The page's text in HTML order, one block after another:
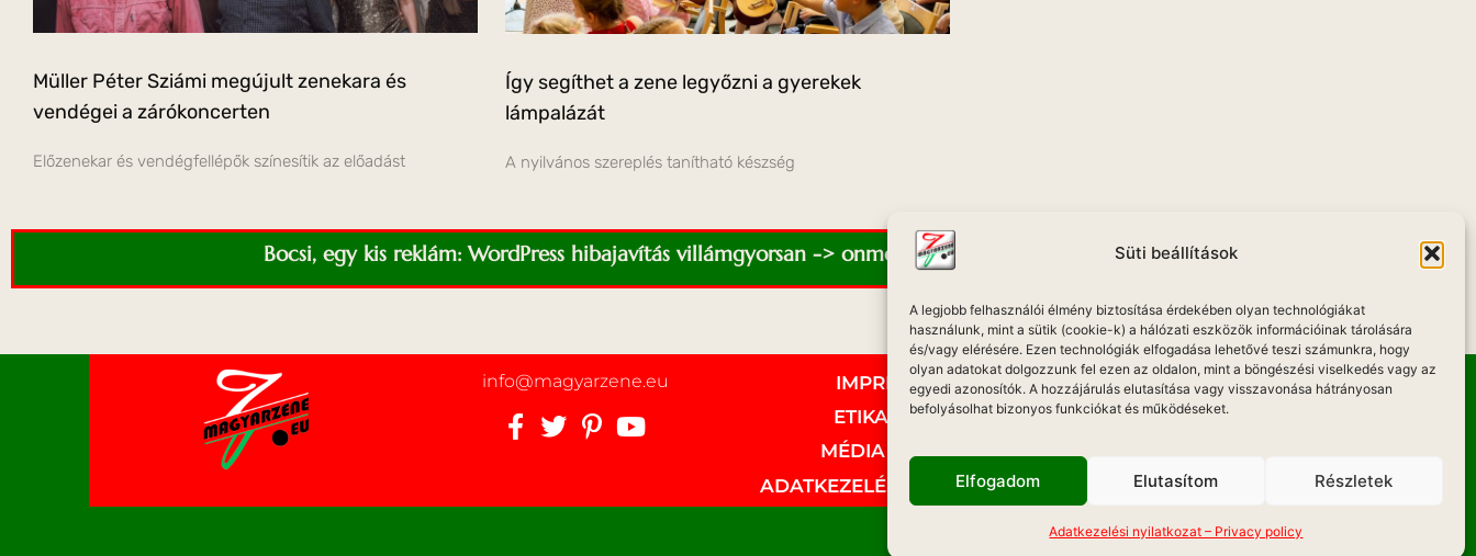
Süti beállítások
A legjobb felhasználói élmény biztosítása érdekében olyan technológiákat
használunk, mint a sütik (cookie-k) a hálózati eszközök információinak tárolására
és/vagy elérésére. Ezen technológiák elfogadása lehetővé teszi számunkra, hogy
olyan adatokat dolgozzunk fel ezen az oldalon, mint a böngészési viselkedés vagy az
egyedi azonosítók. A hozzájárulás elutasítása vagy visszavonása hátrányosan
befolyásolhat bizonyos funkciókat és működéseket.
Elfogadom Elutasítom Részletek
Adatkezelési nyilatkozat – Privacy policy
Müller Péter Sziámi megújult zenekara és
vendégei a zárókoncerten
Előzenekar és vendégfellépők színesítik az előadást
Így segíthet a zene legyőzni a gyerekek
lámpalázát
A nyilvános szereplés tanítható készség
Bocsi, egy kis reklám: WordPress hibajavítás villámgyorsan -> onmediaweb.eu
info@magyarzene.eu
IMPRESSZUM
ETIKAI KÓDEX
MÉDIA AJÁNLAT
ADATKEZELÉSI NYILATKOZAT
Weboldal Készítés: ONMEDIAWEB